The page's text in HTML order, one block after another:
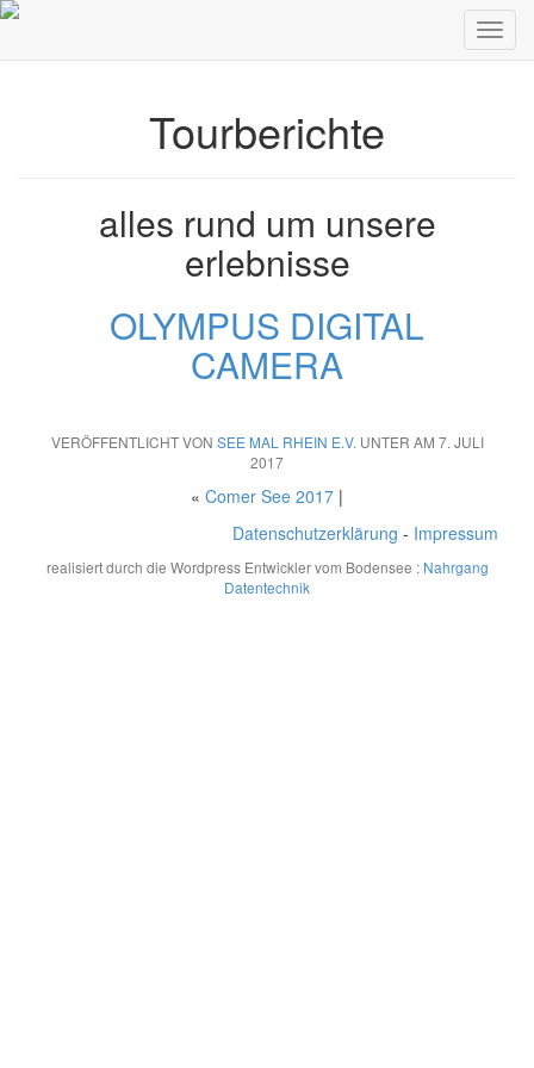
Skip to content
Tourberichte
alles rund um unsere
erlebnisse
OLYMPUS DIGITAL
CAMERA
VERÖFFENTLICHT VON SEE MAL RHEIN E.V. UNTER AM 7. JULI
2017
« Comer See 2017 |
Datenschutzerklärung - Impressum
realisiert durch die Wordpress Entwickler vom Bodensee : Nahrgang
Datentechnik